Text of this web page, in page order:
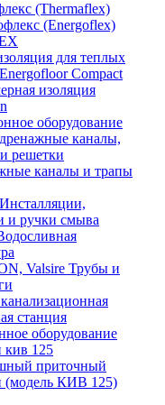
(Thermaflex)
(Energoflex)
для теплых
Compact
изоляция
оборудование
каналы,
решетки
каналы и трапы
и ручки смыва
Valsire Трубы и
станция
оборудование
кив 125
приточный
(модель КИВ 125)